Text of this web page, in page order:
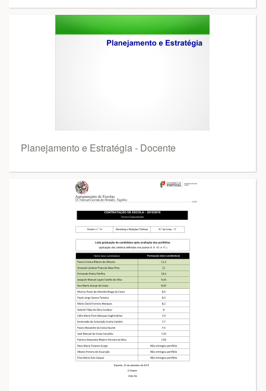
Planejamento e Estratégia - Docente